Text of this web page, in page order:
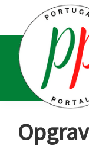
hoofd
inhoud
eerste
sidebar
voettekst
Portal